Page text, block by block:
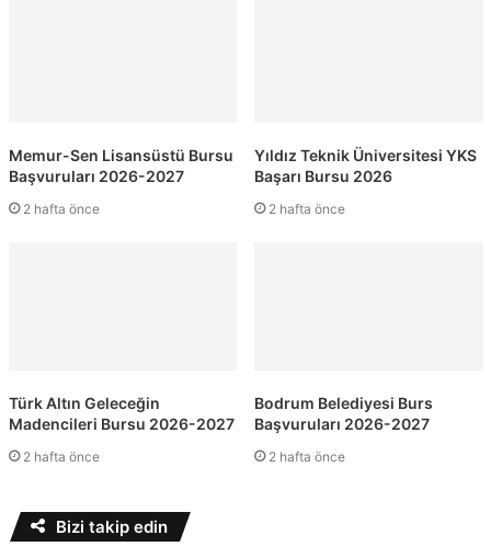
Memur-Sen Lisansüstü Bursu
Başvuruları 2026-2027
2 hafta önce
Yıldız Teknik Üniversitesi YKS
Başarı Bursu 2026
2 hafta önce
Türk Altın Geleceğin
Madencileri Bursu 2026-2027
2 hafta önce
Bodrum Belediyesi Burs
Başvuruları 2026-2027
2 hafta önce
Bizi takip edin